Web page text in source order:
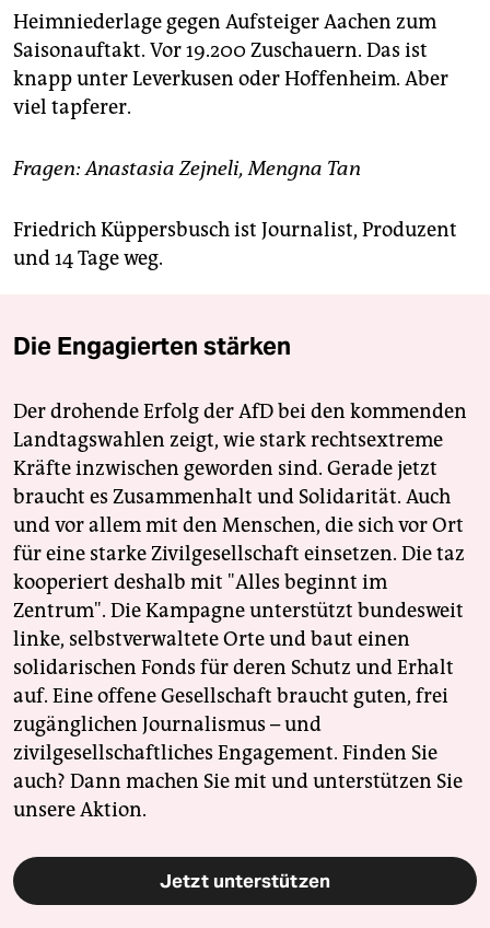
Heimniederlage gegen Aufsteiger Aachen zum
Saisonauftakt. Vor 19.200 Zuschauern. Das ist
knapp unter Leverkusen oder Hoffenheim. Aber
viel tapferer.
Fragen: Anastasia Zejneli, Mengna Tan
Friedrich Küppersbusch ist Journalist, Produzent
und 14 Tage weg.
Die Engagierten stärken
Der drohende Erfolg der AfD bei den kommenden
Landtagswahlen zeigt, wie stark rechtsextreme
Kräfte inzwischen geworden sind. Gerade jetzt
braucht es Zusammenhalt und Solidarität. Auch
und vor allem mit den Menschen, die sich vor Ort
für eine starke Zivilgesellschaft einsetzen. Die taz
kooperiert deshalb mit "Alles beginnt im
Zentrum". Die Kampagne unterstützt bundesweit
linke, selbstverwaltete Orte und baut einen
solidarischen Fonds für deren Schutz und Erhalt
auf. Eine offene Gesellschaft braucht guten, frei
zugänglichen Journalismus – und
zivilgesellschaftliches Engagement. Finden Sie
auch? Dann machen Sie mit und unterstützen Sie
unsere Aktion.
Jetzt unterstützen